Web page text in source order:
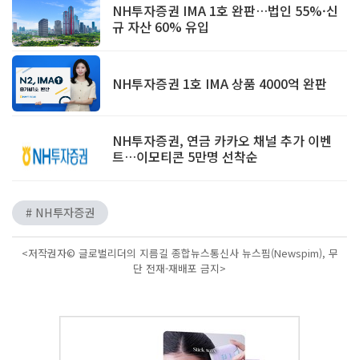
NH투자증권 IMA 1호 완판…법인 55%·신
규 자산 60% 유입
NH투자증권 1호 IMA 상품 4000억 완판
NH투자증권, 연금 카카오 채널 추가 이벤
트…이모티콘 5만명 선착순
# NH투자증권
<저작권자© 글로벌리더의 지름길 종합뉴스통신사 뉴스핌(Newspim), 무
단 전재-재배포 금지>